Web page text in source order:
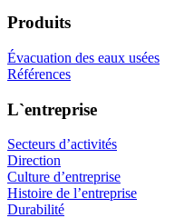
Produits
Évacuation des eaux usées
Références
L`entreprise
Secteurs d’activités
Direction
Culture d’entreprise
Histoire de l’entreprise
Durabilité